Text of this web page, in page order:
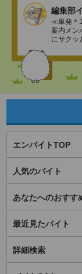
編集部
≪単発＊
案内メン
にサクッ
エンバイトTOP
人気のバイト
あなたへのおすす
最近見たバイト
詳細検索